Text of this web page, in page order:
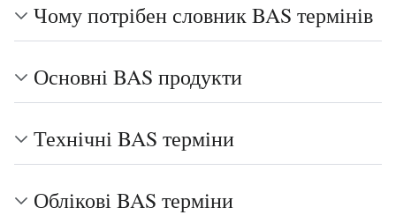
Чому потрібен словник BAS термінів
Основні BAS продукти
Технічні BAS терміни
Облікові BAS терміни